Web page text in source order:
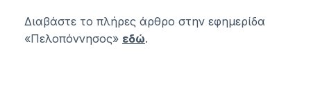
Διαβάστε το πλήρες άρθρο στην εφημερίδα
«Πελοπόννησος» εδώ.